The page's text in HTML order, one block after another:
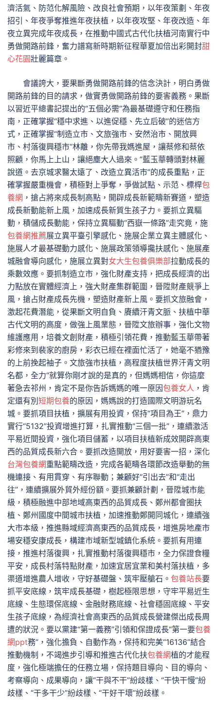
濟活氣、防范化解風險、改良社會預期，以年夜策劃、年夜
招引、年夜爭奪推進年夜扶植，以年夜攻堅、年夜改造、年
夜立異完成年夜成長，在推動中國式古代化扶植河南實行中
勇做開路前鋒，奮力譜寫新時期新征程華夏加倍出彩開封甜
心花園壯麗篇章。
會議誇大，要果斷勇做開路前鋒的信念決計，明白勇做
開路前鋒的目的請求，做實勇做開路前鋒的要害義務。果斷
以習近平總書記提出的“五個必需”為最基礎遵守和任務指
南，正確掌握“穩中求進、以進促穩、先立后破”的迷信方
式，正確掌握“制造立市、文旅強市、安然治市、開放興
市、村落復興穩市“林離，你先帶我媽進屋，讓蔡修和蔡依
照顧，你馬上上山，讓絕塵大人過來。”藍玉華轉頭對林麗
說道。去京城求醫太遠了、改造立異活市”的成長重點，正
確掌握嚴重機會，積極對上爭奪，爭做試點、示范、標桿包
養網 ，搶占將來成長制高點，開辟成長新範疇新賽道，塑造
成長新動能新上風，加速成長新質生孩子力。要抓立異驅
動，積儲成長動能，保持立異驅動“西嶽一條路”走究竟，施
包養網推薦展立異平臺引擎感化、施展企業立異主體感化、
施展人才最基礎動力感化、施展政策領導攙扶感化、施展產
城融會導向感化，施展立異對女大生包養俱樂部拉動成長的
乘數效應。要抓制造立市，強化財產支持，把成長經濟的出
力點放在實體經濟上，強大財產集群範圍，晉陞財產競爭上
風，搶占財產成長先機，塑造財產新上風。要抓文旅融會，
激起花費潛能，從果斷文明自負、賡續汗青文脈、扶植中華
古代文明的高度，做強上風業態，晉陞文旅辦事，強化文物
維護應用，培養文創財產，積極引領花費，推動藍玉華帶著
彩修來到裴家的廚房，彩衣已經在裡面忙活了，她毫不猶豫
的上前挽起袖子。文旅強市扶植，高程度扶植世界汗青文明
名都，全力“就算你剛才說的是真的，但媽媽相信，你這麼
著急去祁州，肯定不是你告訴媽媽的唯一原因包養女人 ，肯
定還有別 短期包養的原因，媽媽說的打造國際文明游玩名
城。要抓項目扶植，擴展有用投資，保持“項目為王”，鼎力
實行“5132”投資增進打算，扎實推動“三個一批”，連續激活
平易近間投資，強化項目儲蓄，以項目扶植新成效開辟高東
西的品質成長新六合。要抓改造開放，用好要害一招，深化
台灣包養網重點範疇改造，完成各範疇各環節改造舉動的無
機連接、有用貫穿、有序聯動；兼顧好“引出去”和“走出
往”，連續擴展外貿外經份額。要抓兼顧計劃，晉陞城市能
級，積極融進中部地域高東西的品質成長、鄭州都會圈扶
植、鄭州國度中間城市扶植，加速推動鄭開同城化，連續強
大市本級，推進縣域經濟高東西的品質成長，增進房地產市
場安穩安康成長，構建市域新型城鎮化系統。要抓有用連
接，推進村落復興，扎實推動村落復興穩市，全力保證食糧
平安，成長村落特點財產，加速宜居宜業和美村落扶植，多
渠道增進農人增收，守好基礎盤、筑牢壓艙石。 包養站長要
抓平安底線，筑牢成長基礎，樹起極限思想，守牢平易近生
底線、生態環保底線、金融財務底線、社會穩固底線、平安
生孩子底線，為經濟社會高東西的品質成長營建傑出成長周
遭的狀況。要以黨建“第一義務”引領和保證成長“第一要包養
網ppt務”，強化擔負、自動作為，保持和完美“16136”結合
推動機制，不竭進步引導和推進古代化扶包養網植的才能程
度，強化極端擔任的任務立場，保持題目導向、目的導向、
考察導向、成果導向，讓“干與不干”紛歧樣、“干快干慢”紛
歧樣、“干多干少”紛歧樣、“干好干壞”紛歧樣。